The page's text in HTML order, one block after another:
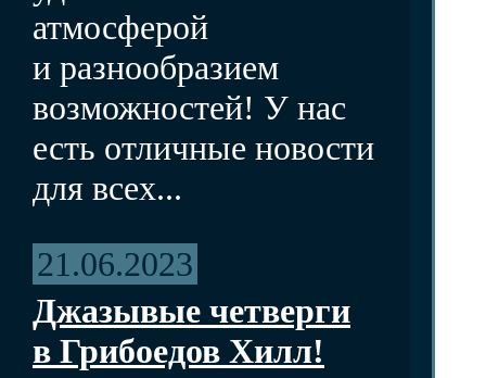
атмосферой
и разнообразием
возможностей! У нас
есть отличные новости
для всех...
21.06.2023
Джазывые четверги
в Грибоедов Хилл!